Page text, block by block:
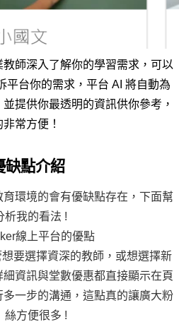
師深入了解你的學習需求，可以
平台你的需求，平台 AI 將自動為
提供你最透明的資訊供你參考，
非常方便！
缺點介紹
環境的會有優缺點存在，下面幫
析我的看法 !
線上平台的優點
要選擇資深的教師，或想選擇新
資訊與堂數優惠都直接顯示在頁
一步的溝通，這點真的讓廣大粉
絲方便很多 !